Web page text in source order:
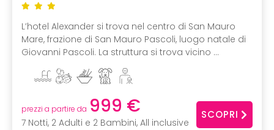
L’hotel Alexander si trova nel centro di San Mauro
Mare, frazione di San Mauro Pascoli, luogo natale di
Giovanni Pascoli. La struttura si trova vicino ...
prezzi a partire da 999 €
7 Notti, 2 Adulti e 2 Bambini, All inclusive
SCOPRI